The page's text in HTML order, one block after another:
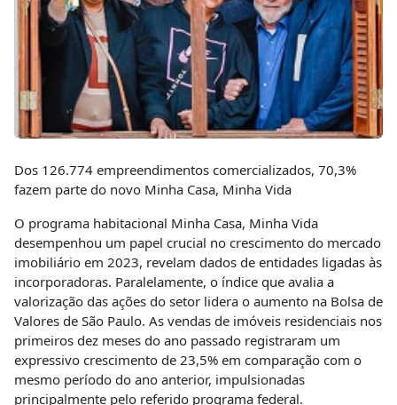
Dos 126.774 empreendimentos comercializados, 70,3%
fazem parte do novo Minha Casa, Minha Vida
O programa habitacional Minha Casa, Minha Vida
desempenhou um papel crucial no crescimento do mercado
imobiliário em 2023, revelam dados de entidades ligadas às
incorporadoras. Paralelamente, o índice que avalia a
valorização das ações do setor lidera o aumento na Bolsa de
Valores de São Paulo. As vendas de imóveis residenciais nos
primeiros dez meses do ano passado registraram um
expressivo crescimento de 23,5% em comparação com o
mesmo período do ano anterior, impulsionadas
principalmente pelo referido programa federal.